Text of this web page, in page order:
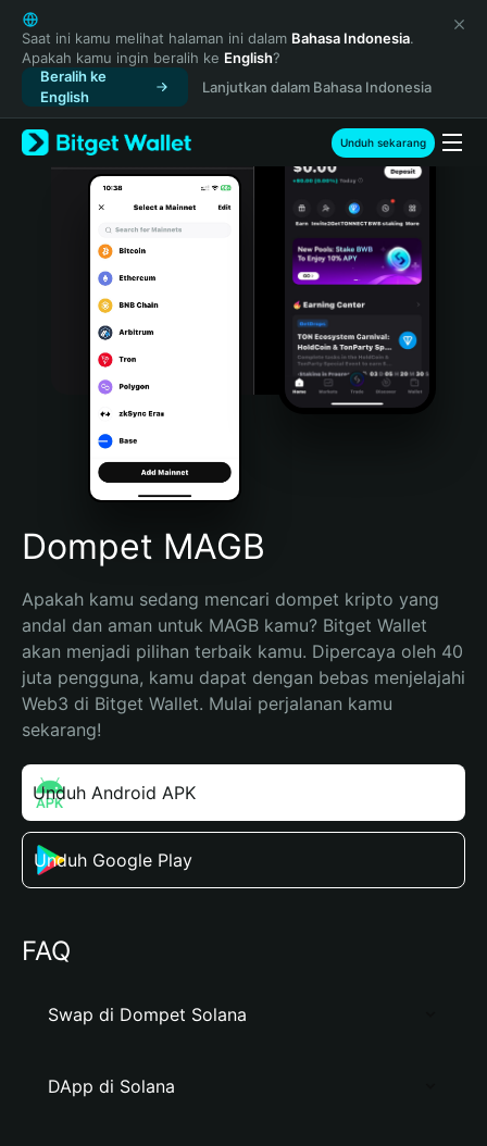
English
日本語
Tiếng Việt
Русский
Español (Latinoamérica)
Türkçe
Italiano
Português (Portugal)
Bahasa Indonesia
Português (Brasil)
Español (Argentina)
Saat ini kamu melihat halaman ini dalam Bahasa Indonesia.
Apakah kamu ingin beralih ke English?
Beralih ke
English
Lanjutkan dalam Bahasa Indonesia
Unduh sekarang
Dompet MAGB
Apakah kamu sedang mencari dompet kripto yang
andal dan aman untuk MAGB kamu? Bitget Wallet
akan menjadi pilihan terbaik kamu. Dipercaya oleh 40
juta pengguna, kamu dapat dengan bebas menjelajahi
Web3 di Bitget Wallet. Mulai perjalanan kamu
sekarang!
Unduh Android APK
Unduh Google Play
FAQ
Swap di Dompet Solana
DApp di Solana